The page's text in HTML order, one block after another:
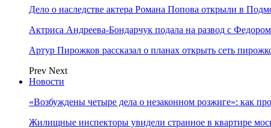
Дело о наследстве актера Романа Попова открыли в
Актриса Андреева-Бондарчук подала на развод с
Артур Пирожков рассказал о планах открыть сеть
Prev Next
Новости
«Возбуждены четыре дела о незаконном розжиге»: как
Жилищные инспекторы увидели странное в квартире